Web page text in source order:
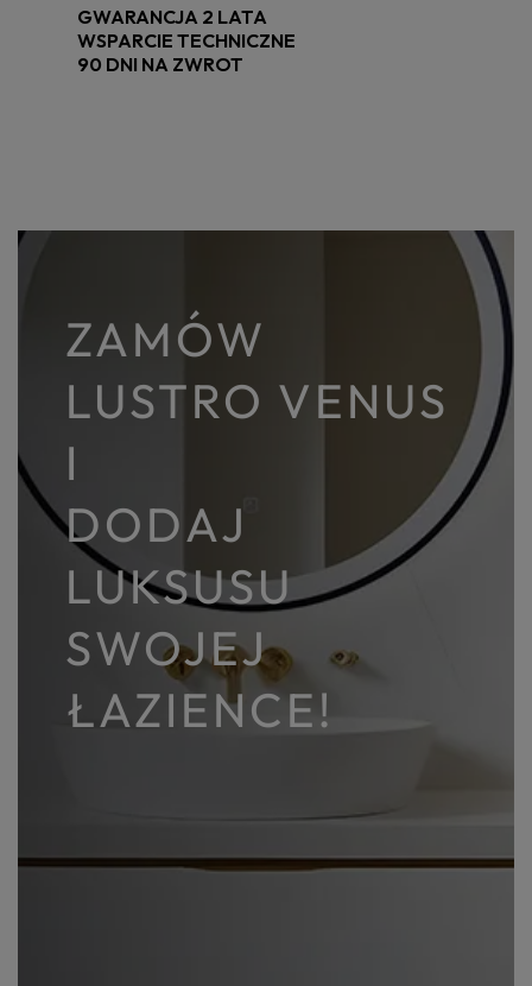
GWARANCJA 2 LATA
WSPARCIE TECHNICZNE
90 DNI NA ZWROT
ZAMÓW
LUSTRO VENUS
I
DODAJ
LUKSUSU
SWOJEJ
ŁAZIENCE!